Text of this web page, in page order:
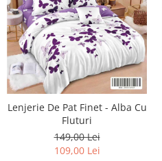
Lenjerie De Pat Finet - Alba Cu
Fluturi
149,00 Lei
109,00 Lei